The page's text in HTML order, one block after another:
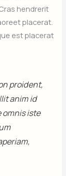
hendrerit
placerat.
est placerat
proident,
anim id
omnis iste